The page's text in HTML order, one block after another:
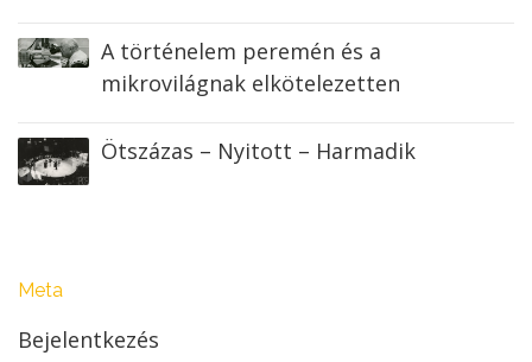
A történelem peremén és a
mikrovilágnak elkötelezetten
Ötszázas – Nyitott – Harmadik
Meta
Bejelentkezés